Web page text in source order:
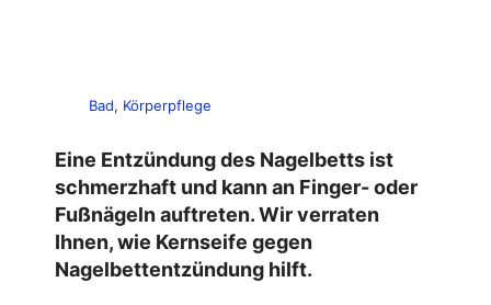
Bad, Körperpflege
Eine Entzündung des Nagelbetts ist
schmerzhaft und kann an Finger- oder
Fußnägeln auftreten. Wir verraten
Ihnen, wie Kernseife gegen
Nagelbettentzündung hilft.